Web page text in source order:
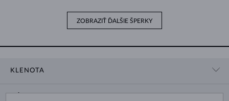
ZOBRAZIŤ ĎALŠIE ŠPERKY
KLENOTA